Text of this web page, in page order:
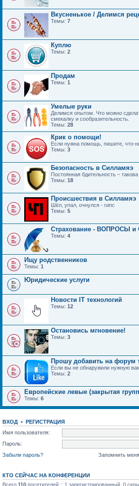
Вкусненькое / Делимся
Темы: 7
Куплю
Темы: 2
Продам
Темы: 1
Умелые руки
Делимся опытом. Что можно
смекалку и сообразительность.
Темы: 28
Крик о помощи!
Если нужна помощь, пишите, что-
Темы: 3
Безопасность в Силламяэ
Постоянная бдительность –
Темы: 18
Происшествия в Силламяэ
Шёл, упал, очнулся - гипс
Темы: 5
Страхование - ВОПРОСЫ и
Темы: 4
Ищу родственников
Темы: 1
Юридические услуги
Новости IT технологий
Темы: 12
Остановись мгновение!
Темы: 3
Прошу добавить на форум
Если вы не обнаружили нужную
Темы: 2
Европейские левые (закрытая
Темы: 6
ВХОД • РЕГИСТРАЦИЯ
Имя пользователя:
Пароль:
Забыли пароль?
Запомнить меня
КТО СЕЙЧАС НА КОНФЕРЕНЦИИ
Всего 110 посетителей :: 1 зарегистрированный, 0